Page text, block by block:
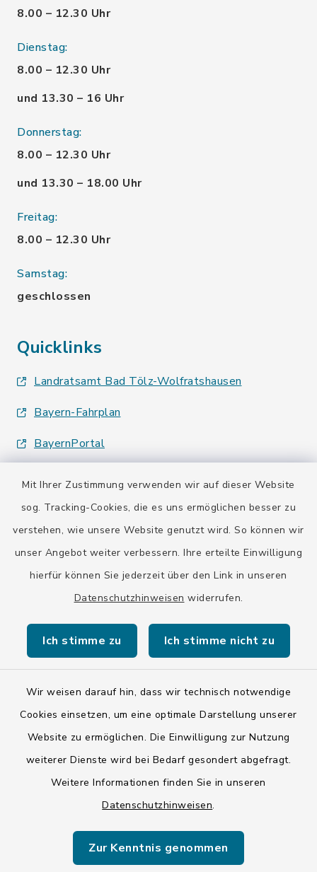
Mit Ihrer Zustimmung verwenden wir auf dieser Website
sog. Tracking-Cookies, die es uns ermöglichen besser zu
verstehen, wie unsere Website genutzt wird. So können wir
unser Angebot weiter verbessern. Ihre erteilte Einwilligung
hierfür können Sie jederzeit über den Link in unseren
Datenschutzhinweisen widerrufen.
Ich stimme zu Ich stimme nicht zu
Wir weisen darauf hin, dass wir technisch notwendige
Cookies einsetzen, um eine optimale Darstellung unserer
Website zu ermöglichen. Die Einwilligung zur Nutzung
weiterer Dienste wird bei Bedarf gesondert abgefragt.
Weitere Informationen finden Sie in unseren
Datenschutzhinweisen.
Zur Kenntnis genommen
8.00 – 12.30 Uhr
Dienstag:
8.00 – 12.30 Uhr
und 13.30 – 16 Uhr
Donnerstag:
8.00 – 12.30 Uhr
und 13.30 – 18.00 Uhr
Freitag:
8.00 – 12.30 Uhr
Samstag:
geschlossen
Quicklinks
Landratsamt Bad Tölz-Wolfratshausen
Bayern-Fahrplan
BayernPortal
Kontakt
Barrierefreiheit
Datenschutz
Impressum
LSI-Siegel
Hinweise
Datenschutzgrundverordnung
Sitemap
Cookie-Einstellungen